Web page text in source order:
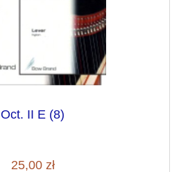
Oct. II E (8)
25,00 zł